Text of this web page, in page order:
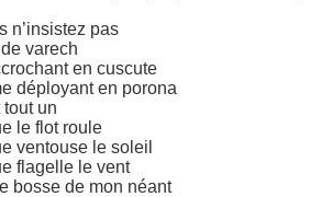
n’insistez pas
varech
en cuscute
déployant en porona
tout un
le flot roule
ventouse le soleil
flagelle le vent
bosse de mon néant